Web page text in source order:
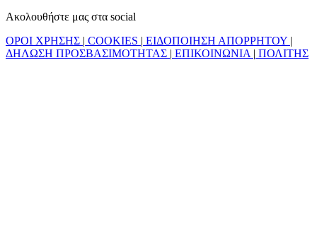
Ακολουθήστε μας στα social
ΟΡΟΙ ΧΡΗΣΗΣ | COOKIES | ΕΙΔΟΠΟΙΗΣΗ ΑΠΟΡΡΗΤΟΥ |
ΔΗΛΩΣΗ ΠΡΟΣΒΑΣΙΜΟΤΗΤΑΣ | ΕΠΙΚΟΙΝΩΝΙΑ | ΠΟΛΙΤΗΣ